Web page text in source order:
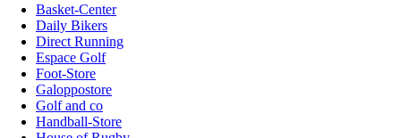
Basket-Center
Daily Bikers
Direct Running
Espace Golf
Foot-Store
Galoppostore
Golf and co
Handball-Store